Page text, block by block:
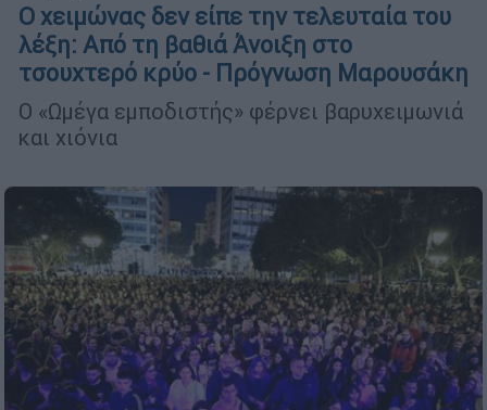
Ο χειμώνας δεν είπε την τελευταία του
λέξη: Από τη βαθιά Άνοιξη στο
τσουχτερό κρύο - Πρόγνωση Μαρουσάκη
Ο «Ωμέγα εμποδιστής» φέρνει βαρυχειμωνιά
και χιόνια